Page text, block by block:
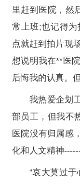
里赶到医院，然
常上班;也记得
点就赶到拍片现
想说明我在**医
后悔我的认真。
我热爱企划
部员工，但我不
医院没有归属感
化和人文精神
“哀大莫过于